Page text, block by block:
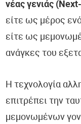
νέας γενιάς
είτε ως μέρος
είτε ως
ανάγκες του
Η τεχνολογία
επιτρέπει την
μεμονωμένων